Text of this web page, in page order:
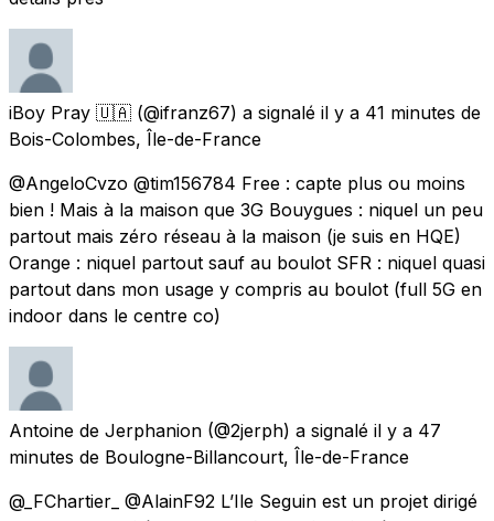
iBoy Pray 🇺🇦 (@ifranz67) a signalé il y a 41 minutes de
Bois-Colombes, Île-de-France
@AngeloCvzo @tim156784 Free : capte plus ou moins
bien ! Mais à la maison que 3G Bouygues : niquel un peu
partout mais zéro réseau à la maison (je suis en HQE)
Orange : niquel partout sauf au boulot SFR : niquel quasi
partout dans mon usage y compris au boulot (full 5G en
indoor dans le centre co)
Antoine de Jerphanion (@2jerph) a signalé il y a 47
minutes de Boulogne-Billancourt, Île-de-France
@_FChartier_ @AlainF92 L’Ile Seguin est un projet dirigé